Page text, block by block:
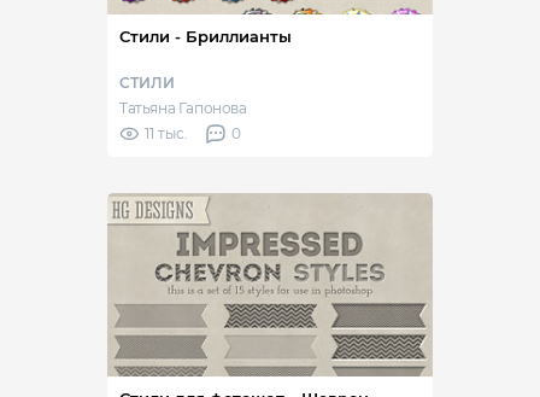
Стили - Бриллианты
СТИЛИ
Татьяна Гапонова
11 тыс.
0